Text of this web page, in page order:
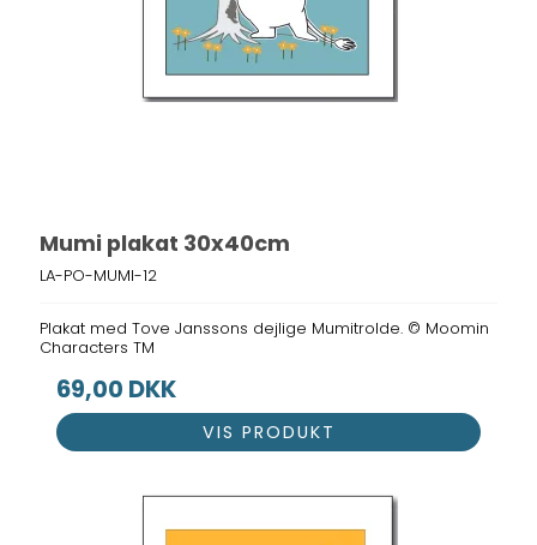
Mumi plakat 30x40cm
LA-PO-MUMI-12
Plakat med Tove Janssons dejlige Mumitrolde. © Moomin
Characters TM
69,00 DKK
VIS PRODUKT